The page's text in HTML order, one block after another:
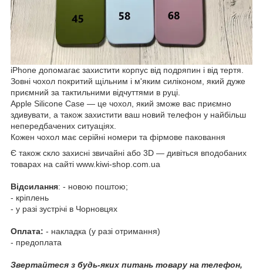
iPhone допомагає захистити корпус від подряпин і від тертя.
Зовні чохол покритий щільним і м'яким силіконом, який дуже
приємний за тактильними відчуттями в руці.
Apple Silicone Case — це чохол, який зможе вас приємно
здивувати, а також захистити ваш новий телефон у найбільш
непередбачених ситуаціях.
Кожен чохол має серійні номери та фірмове паковання
Є також скло захисні звичайні або 3D — дивіться вподобаних
товарах на сайті www.kiwi-shop.com.ua
Відсилання: - новою поштою;
- кріплень
- у разі зустрічі в Чорновцях
Оплата: - накладка (у разі отримання)
- предоплата
Звертайтеся з будь-яких питань товару на телефон,